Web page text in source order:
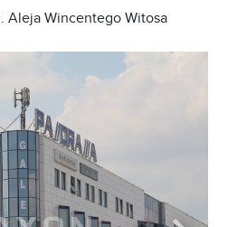
Aleja Wincentego Witosa